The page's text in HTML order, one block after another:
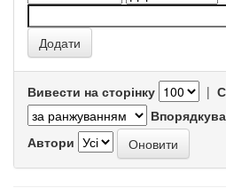
Вивести на сторінку |
Автори